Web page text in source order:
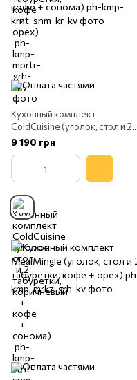
Кухонный комплект
ColdCuisine (уголок, стол и 2
табуретки, коричневый + кофе
+ сонома)
9 190 грн